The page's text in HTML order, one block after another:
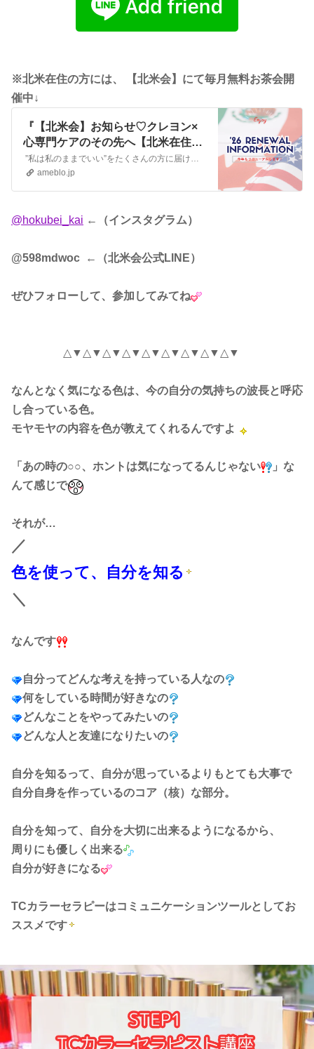
※北米在住の方には、 【北米会】にて毎月無料お茶会開
催中↓
『【北米会】お知らせ♡クレヨン×
心専門ケアのその先へ【北米在住者
限定】』
”私は私のままでいい”をたくさんの方に届けたい TCマスタートレーナー＆TCカラーセラピストかわさき かおるです いつもカラーの色々な話をお読みいただきあり…
ameblo.jp
@hokubei_kai ←（インスタグラム）
@598mdwoc ←（北米会公式LINE）
ぜひフォローして、参加してみてね
△▼△▼△▼△▼△▼△▼△▼△▼△▼ ⁠⠀
なんとなく気になる色は、今の自分の気持ちの波長と呼応
し合っている色。
モヤモヤの内容を色が教えてくれるんですよ
「あの時の○○、ホントは気になってるんじゃない
」な
んて感じで
それが…
／
色を使って、自分を知る
＼
なんです
自分ってどんな考えを持っている人なの
何をしている時間が好きなの
どんなことをやってみたいの
どんな人と友達になりたいの
自分を知るって、自分が思っているよりもとても大事で
自分自身を作っているのコア（核）な部分。
自分を知って、
自分を大切に出来るようになるから、
周りにも優しく出来る
自分が好きになる
TCカラーセラピーはコミュニケーションツールとしてお
ススメです